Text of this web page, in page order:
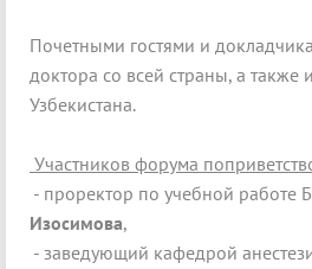
Почетными гостями и
доктора со всей страны, а также
Узбекистана.
Участников форума
- проректор по учебной работе
Изосимова,
- заведующий кафедрой